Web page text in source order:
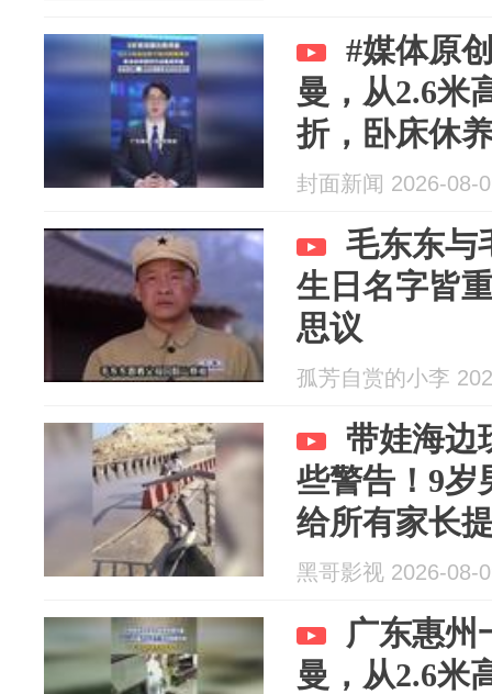
#媒体原
曼，从2.6米
折，卧床休
曼，家长提
效和现实
封面新闻 2026-08-
毛东东与
生日名字皆
思议
孤芳自赏的小李
带娃海边
些警告！9岁
给所有家长
黑哥影视 2026-08-
广东惠州
曼，从2.6米